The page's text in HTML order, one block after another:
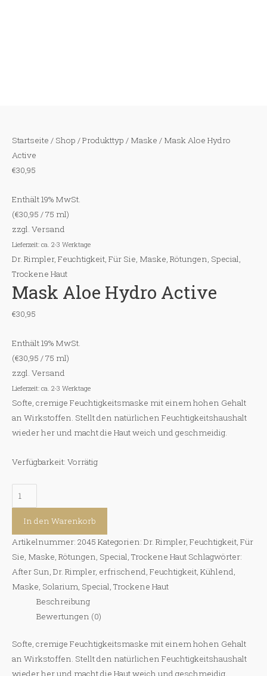
Startseite / Shop /Produkttyp / Maske / Mask Aloe Hydro
Active
€30,95
Enthält 19% MwSt.
(€30,95 / 75 ml)
zzgl. Versand
Lieferzeit: ca. 2-3 Werktage
Dr. Rimpler, Feuchtigkeit, Für Sie, Maske, Rötungen, Special,
Trockene Haut
Mask Aloe Hydro Active
€30,95
Enthält 19% MwSt.
(€30,95 / 75 ml)
zzgl. Versand
Lieferzeit: ca. 2-3 Werktage
Softe, cremige Feuchtigkeitsmaske mit einem hohen Gehalt
an Wirkstoffen. Stellt den natürlichen Feuchtigkeitshaushalt
wieder her und macht die Haut weich und geschmeidig.
Verfügbarkeit: Vorrätig
Mask
Aloe
Hydro
Active
In den Warenkorb
Artikelnummer: 2045 Kategorien: Dr. Rimpler, Feuchtigkeit, Für
Sie, Maske, Rötungen, Special, Trockene Haut Schlagwörter:
After Sun, Dr. Rimpler, erfrischend, Feuchtigkeit, Kühlend,
Maske, Solarium, Special, Trockene Haut
Beschreibung
Bewertungen (0)
Softe, cremige Feuchtigkeitsmaske mit einem hohen Gehalt
an Wirkstoffen. Stellt den natürlichen Feuchtigkeitshaushalt
wieder her und macht die Haut weich und geschmeidig.